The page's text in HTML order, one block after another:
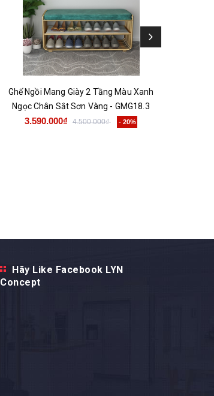
Ghế Ngồi Mang Giày 2 Tầng Màu Xanh
Ngọc Chân Sắt Sơn Vàng - GMG18.3
3.590.000₫ 4.500.000₫ - 20%
Hãy Like Facebook LYN
Concept